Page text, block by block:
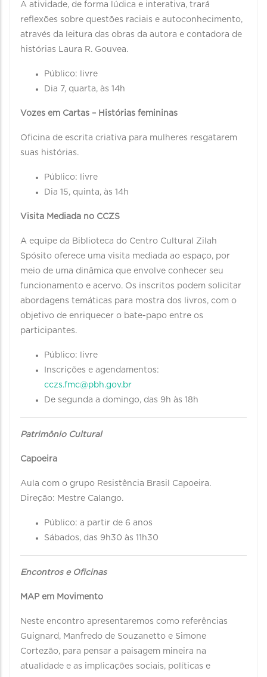
A atividade, de forma lúdica e interativa, trará
reflexões sobre questões raciais e autoconhecimento,
através da leitura das obras da autora e contadora de
histórias Laura R. Gouvea.
Público: livre
Dia 7, quarta, às 14h
Vozes em Cartas – Histórias femininas
Oficina de escrita criativa para mulheres resgatarem
suas histórias.
Público: livre
Dia 15, quinta, às 14h
Visita Mediada no CCZS
A equipe da Biblioteca do Centro Cultural Zilah
Spósito oferece uma visita mediada ao espaço, por
meio de uma dinâmica que envolve conhecer seu
funcionamento e acervo. Os inscritos podem solicitar
abordagens temáticas para mostra dos livros, com o
objetivo de enriquecer o bate-papo entre os
participantes.
Público: livre
Inscrições e agendamentos:
cczs.fmc@pbh.gov.br
De segunda a domingo, das 9h às 18h
Patrimônio Cultural
Capoeira
Aula com o grupo Resistência Brasil Capoeira.
Direção: Mestre Calango.
Público: a partir de 6 anos
Sábados, das 9h30 às 11h30
Encontros e Oficinas
MAP em Movimento
Neste encontro apresentaremos como referências
Guignard, Manfredo de Souzanetto e Simone
Cortezão, para pensar a paisagem mineira na
atualidade e as implicações sociais, políticas e